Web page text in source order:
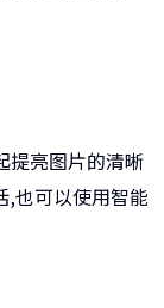
提亮图片的清晰
也可以使用智能